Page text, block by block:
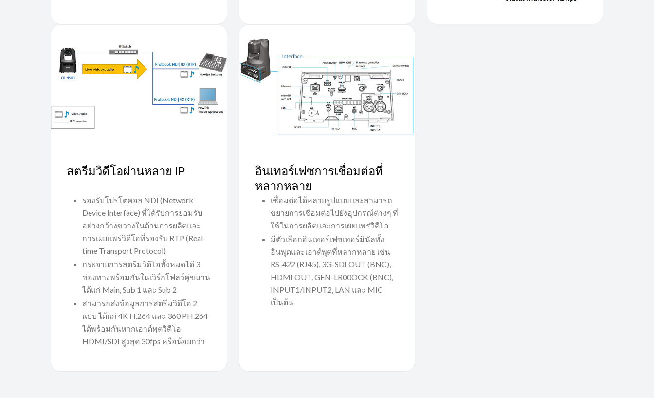
สตรีมวิดีโอผ่านหลาย IP
รองรับโปรโตคอล NDI (Network
Device Interface) ที่ได้รับการยอมรับ
อย่างกว้างขวางในด้านการผลิตและ
การเผยแพร่วิดีโอที่รองรับ RTP (Real-
time Transport Protocol)
กระจายการสตรีมวิดีโอทั้งหมดได้ 3
ช่องทางพร้อมกันในเวิร์กโฟลว์คู่ขนาน
ได้แก่ Main, Sub 1 และ Sub 2
สามารถส่งข้อมูลการสตรีมวิดีโอ 2
แบบ ได้แก่ 4K H.264 และ 360 PH.264
ได้พร้อมกันหากเอาต์พุตวิดีโอ
HDMI/SDI สูงสุด 30fps หรือน้อยกว่า
อินเทอร์เฟซการเชื่อมต่อที่
หลากหลาย
เชื่อมต่อได้หลายรูปแบบและสามารถ
ขยายการเชื่อมต่อไปยังอุปกรณ์ต่างๆ ที่
ใช้ในการผลิตและการเผยแพร่วิดีโอ
มีตัวเลือกอินเทอร์เฟซเทอร์มินัลทั้ง
อินพุตและเอาต์พุตที่หลากหลาย เช่น
RS-422 (RJ45), 3G-SDI OUT (BNC),
HDMI OUT, GEN-LR00OCK (BNC),
INPUT1/INPUT2, LAN และ MIC
เป็นต้น